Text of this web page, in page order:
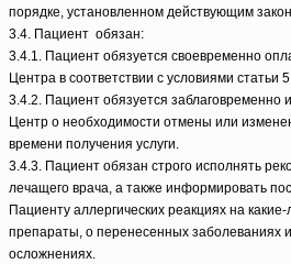
порядке, установленном действующим
3.4. Пациент обязан:
3.4.1. Пациент обязуется своевременно
Центра в соответствии с условиями статьи
3.4.2. Пациент обязуется
Центр о необходимости отмены или
времени получения услуги.
3.4.3. Пациент обязан строго исполнять
лечащего врача, а также информировать
Пациенту аллергических реакциях на
препараты, о перенесенных заболеваниях
осложнениях.